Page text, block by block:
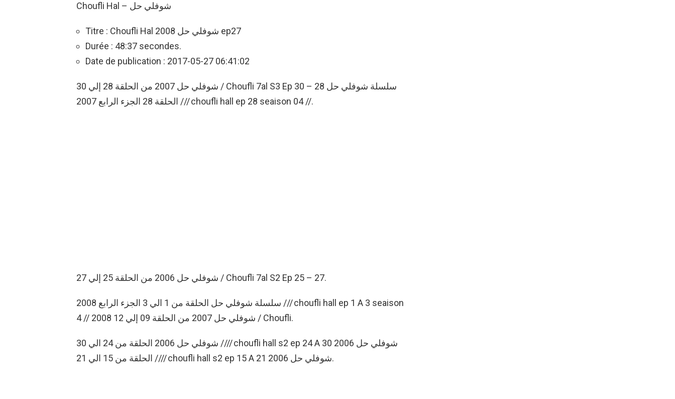
Choufli Hal – شوفلي حل
Titre : Choufli Hal 2008 شوفلي حل ep27
Durée : 48:37 secondes.
Date de publication : 2017-05-27 06:41:02
شوفلي حل 2007 من الحلقة 28 إلي 30 / Choufli 7al S3 Ep 30 – 28 سلسلة شوفلي حل
الحلقة 28 الجزء الرابع 2007 /// choufli hall ep 28 seaison 04 //.
شوفلي حل 2006 من الحلقة 25 إلي 27 / Choufli 7al S2 Ep 25 – 27.
سلسلة شوفلي حل الحلقة من 1 الي 3 الجزء الرابع 2008 /// choufli hall ep 1 A 3 seaison
4 // 2008 شوفلي حل 2007 من الحلقة 09 إلي 12 / Choufli.
شوفلي حل 2006 الحلقة من 24 الي 30 //// choufli hall s2 ep 24 A 30 شوفلي حل 2006
الحلقة من 15 الي 21 //// choufli hall s2 ep 15 A 21 شوفلي حل 2006.